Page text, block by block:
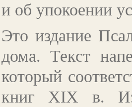
и об упокоении
Это издание
дома. Текст
который
книг XIX в.